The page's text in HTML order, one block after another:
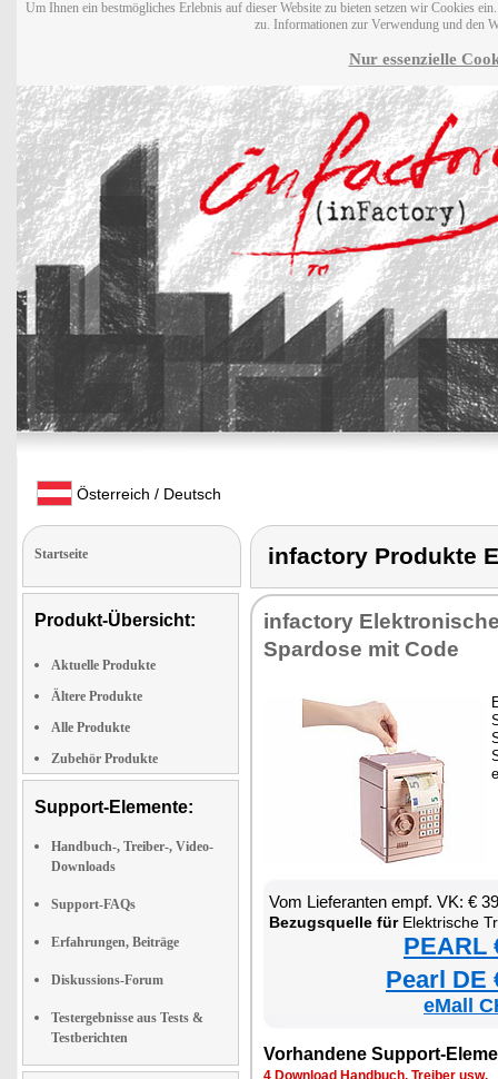
Um Ihnen ein bestmögliches Erlebnis auf dieser Website zu bieten setzen wir Cookies
zu. Informationen zur Verwendung und den
Nur essenzielle
Österreich / Deutsch
Startseite
Produkt-Übersicht:
Aktuelle Produkte
Ältere Produkte
Alle Produkte
Zubehör Produkte
Support-Elemente:
Handbuch-, Treiber-, Video-
Downloads
Support-FAQs
Erfahrungen, Beiträge
Diskussions-Forum
Testergebnisse aus Tests &
Testberichten
infactory Produkte
infactory
Spardose mit Code
Vom Lieferanten empf. VK: €
Bezugsquelle fürElektrische
PEARL
Pearl DE
eMall
Vorhandene Support-
4 Download Handbuch, Treiber usw.